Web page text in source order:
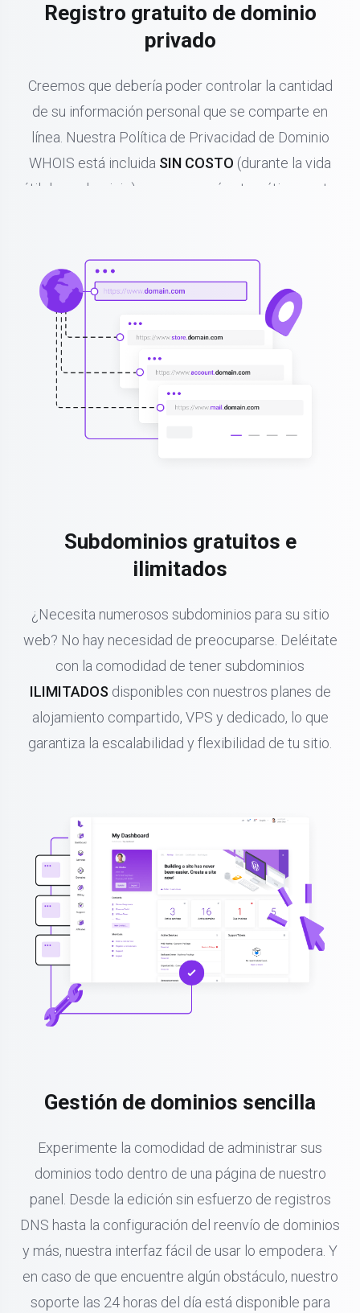
Registro gratuito de dominio
privado
Creemos que debería poder controlar la cantidad
de su información personal que se comparte en
línea. Nuestra Política de Privacidad de Dominio
WHOIS está incluida SIN COSTO (durante la vida
útil de su dominio) y se renovará automáticamente.
Subdominios gratuitos e
ilimitados
¿Necesita numerosos subdominios para su sitio
web? No hay necesidad de preocuparse. Deléitate
con la comodidad de tener subdominios
ILIMITADOS disponibles con nuestros planes de
alojamiento compartido, VPS y dedicado, lo que
garantiza la escalabilidad y flexibilidad de tu sitio.
Gestión de dominios sencilla
Experimente la comodidad de administrar sus
dominios todo dentro de una página de nuestro
panel. Desde la edición sin esfuerzo de registros
DNS hasta la configuración del reenvío de dominios
y más, nuestra interfaz fácil de usar lo empodera. Y
en caso de que encuentre algún obstáculo, nuestro
soporte las 24 horas del día está disponible para